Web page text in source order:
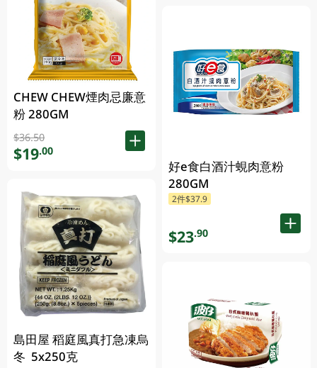
CHEW CHEW煙肉忌廉意
粉 280GM
$36.50
$19.00
島田屋 稻庭風真打急凍烏
冬 5x250克
好e食白酒汁蜆肉意粉
280GM
2件$37.9
$23.90